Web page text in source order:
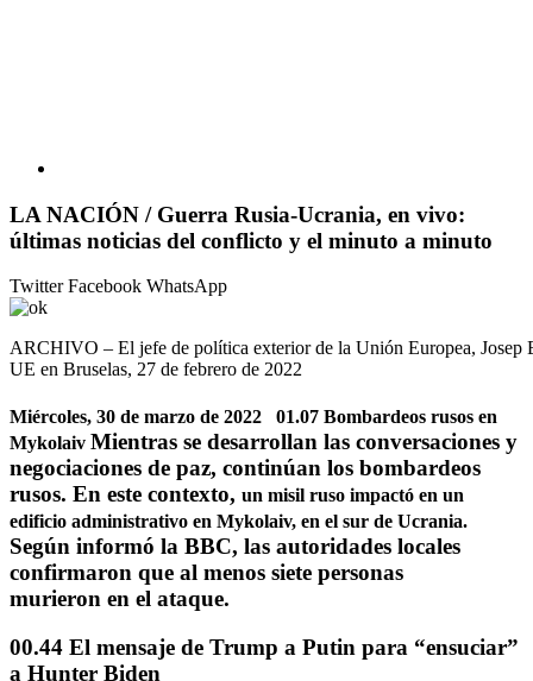
LA NACIÓN / Guerra Rusia-Ucrania, en vivo:
últimas noticias del conflicto y el minuto a minuto
TwitterFacebook WhatsApp
ARCHIVO – El jefe de política exterior de la Unión Europea, Josep
UE en Bruselas, 27 de febrero de 2022
Miércoles, 30 de marzo de 2022 01.07 Bombardeos rusos en
Mykolaiv Mientras se desarrollan las conversaciones y
negociaciones de paz, continúan los bombardeos
rusos. En este contexto, un misil ruso impactó en un
edificio administrativo en Mykolaiv, en el sur de Ucrania.
Según informó la BBC, las autoridades locales
confirmaron que al menos siete personas
murieron en el ataque.
00.44 El mensaje de Trump a Putin para “ensuciar”
a Hunter Biden